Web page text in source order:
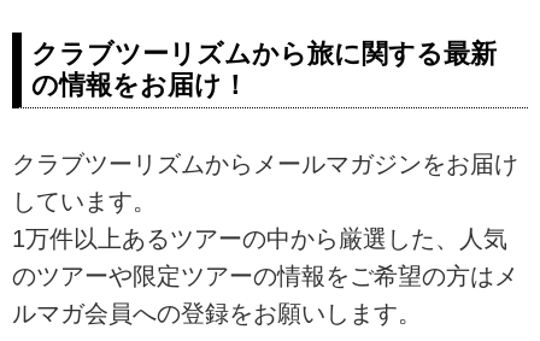
ト列車の旅ならクラブツーリズ
ム！添乗員付きならしっかりサポ
ート！観光・イベント列車やロー
列車の旅など、鉄道の旅を楽しみ
クラブツーリズムから旅に関する最新
の情報をお届け！
クラブツーリズムからメールマガジンをお届け
しています。
1万件以上あるツアーの中から厳選した、人気
のツアーや限定ツアーの情報をご希望の方はメ
ルマガ会員への登録をお願いします。